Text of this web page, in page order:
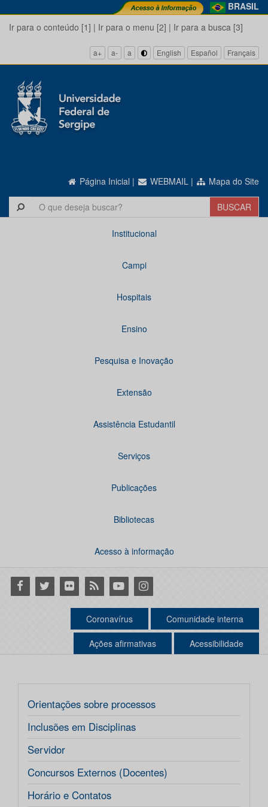
BRASIL
Ir para o conteúdo [1] | Ir para o menu [2] | Ir para a busca [3]
a+ a- a English Español Français
Página Inicial | WEBMAIL | Mapa do Site
Institucional
Campi
Hospitais
Ensino
Pesquisa e Inovação
Extensão
Assistência Estudantil
Serviços
Publicações
Bibliotecas
Acesso à informação
Facebook
Twitter Flickr RSS YoutubeInstagram
Coronavírus Comunidade interna
Ações afirmativas Acessibilidade
Orientações sobre processos
Inclusões em Disciplinas
Servidor
Concursos Externos (Docentes)
Horário e Contatos